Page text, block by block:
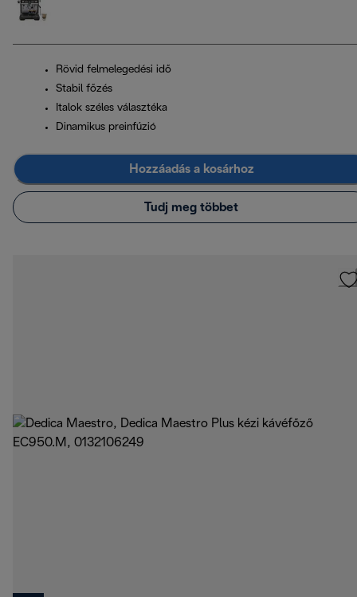
Rövid felmelegedési idő
Stabil főzés
Italok széles választéka
Dinamikus preinfúzió
Hozzáadás a kosárhoz
Tudj meg többet